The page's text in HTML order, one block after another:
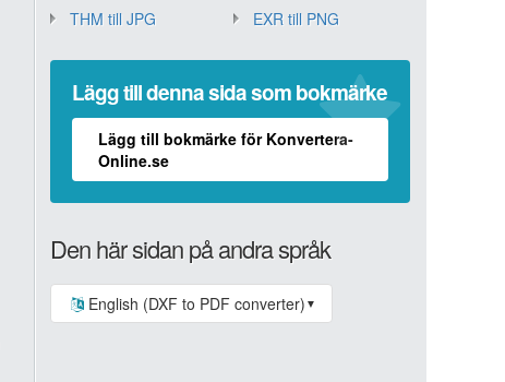
THM till JPG
EXR till PNG
Lägg till denna sida som bokmärke
Lägg till bokmärke för Konvertera-
Online.se
Den här sidan på andra språk
English (DXF to PDF converter) ▼